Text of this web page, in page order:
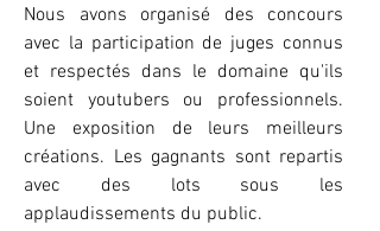
Nous avons organisé des concours
avec la participation de juges connus
et respectés dans le domaine qu'ils
soient youtubers ou professionnels.
Une exposition de leurs meilleurs
créations. Les gagnants sont repartis
avec des lots sous les
applaudissements du public.